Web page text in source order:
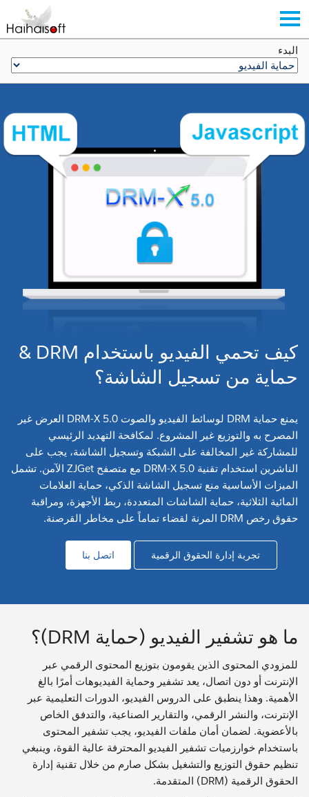
البدء
كيف تحمي الفيديو باستخدام DRM &
حماية من تسجيل الشاشة؟
يمنع حماية DRM لوسائط الفيديو والصوت DRM-X 5.0 العرض غير
المصرح به والتوزيع غير المشروع. لمكافحة التهديد الرئيسي
للمشاركة غير المخالفة على الشبكة وتسجيل الشاشة، يجب على
الناشرين استخدام تقنية DRM-X 5.0 مع متصفح ZJGet الآمن. تشمل
الميزات الأساسية منع تسجيل الشاشة الذكي، حماية العلامات
المائية الثلاثية، حماية الشاشات المتعددة، ربط الأجهزة، ومراقبة
حقوق رخص DRM المرنة لقضاء تماماً على مخاطر القرصنة.
تجربة إدارة الحقوق الرقمية اتصل بنا
ما هو تشفير الفيديو (حماية DRM)؟
للمزودي المحتوى الذين يقومون بتوزيع المحتوى الرقمي عبر
الإنترنت أو دون اتصال، يعد تشفير وحماية الفيديوهات أمرًا بالغ
الأهمية. وهذا ينطبق على الدروس الفيديو، الدورات التعليمية عبر
الإنترنت، والنشر الرقمي، والتقارير الصناعية، والتدفق الخاص
بالأعضوية. لضمان أمان ملفات الفيديو، يجب تشفير المحتوى
باستخدام خوارزميات تشفير الفيديو المحترفة عالية القوة، وينبغي
تنظيم حقوق التوزيع والتشغيل بشكل صارم من خلال تقنية إدارة
الحقوق الرقمية (DRM) المتقدمة.